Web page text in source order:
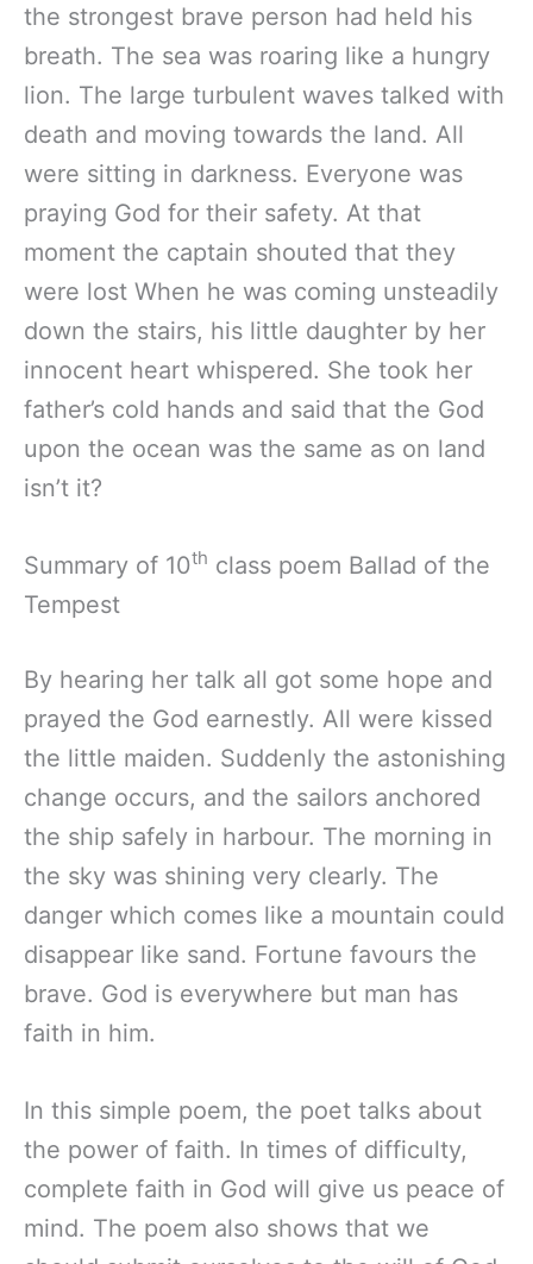
the strongest brave person had held his
breath. The sea was roaring like a hungry
lion. The large turbulent waves talked with
death and moving towards the land. All
were sitting in darkness. Everyone was
praying God for their safety. At that
moment the captain shouted that they
were lost When he was coming unsteadily
down the stairs, his little daughter by her
innocent heart whispered. She took her
father’s cold hands and said that the God
upon the ocean was the same as on land
isn’t it?
Summary of 10th class poem Ballad of the
Tempest
By hearing her talk all got some hope and
prayed the God earnestly. All were kissed
the little maiden. Suddenly the astonishing
change occurs, and the sailors anchored
the ship safely in harbour. The morning in
the sky was shining very clearly. The
danger which comes like a mountain could
disappear like sand. Fortune favours the
brave. God is everywhere but man has
faith in him.
In this simple poem, the poet talks about
the power of faith. In times of difficulty,
complete faith in God will give us peace of
mind. The poem also shows that we